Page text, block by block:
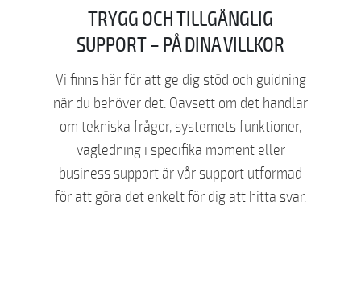
TRYGG OCH TILLGÄNGLIG
SUPPORT – PÅ DINA VILLKOR
Vi finns här för att ge dig stöd och guidning
när du behöver det. Oavsett om det handlar
om tekniska frågor, systemets funktioner,
vägledning i specifika moment eller
business support är vår support utformad
för att göra det enkelt för dig att hitta svar.